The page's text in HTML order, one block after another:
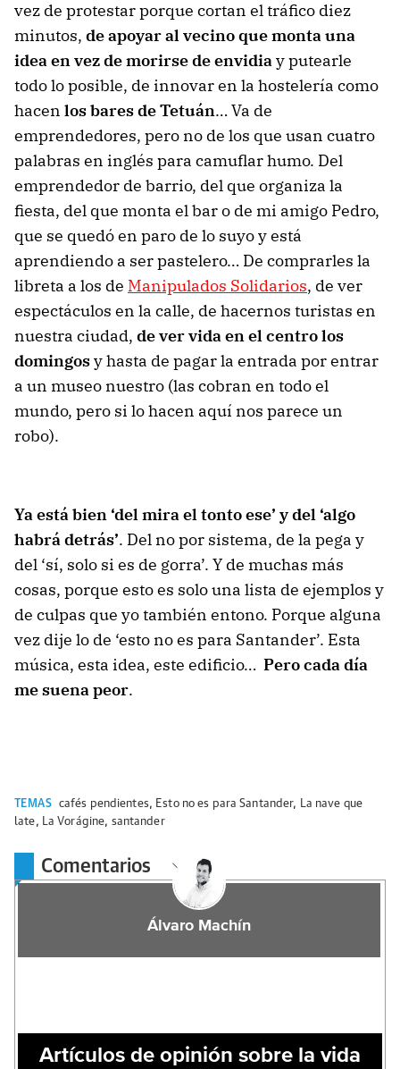
vez de protestar porque cortan el tráfico diez
minutos, de apoyar al vecino que monta una
idea en vez de morirse de envidiay putearle
todo lo posible, de innovar en la hostelería como
hacen los bares de Tetuán… Va de
emprendedores, pero no de los que usan cuatro
palabras en inglés para camuflar humo. Del
emprendedor de barrio, del que organiza la
fiesta, del que monta el bar o de mi amigo Pedro,
que se quedó en paro de lo suyo y está
aprendiendo a ser pastelero… De comprarles la
libreta a los de Manipulados Solidarios, de ver
espectáculos en la calle, de hacernos turistas en
nuestra ciudad, de ver vida en el centro los
domingosy hasta de pagar la entrada por entrar
a un museo nuestro (las cobran en todo el
mundo, pero si lo hacen aquí nos parece un
robo).
Ya está bien ‘del mira el tonto ese’ y del ‘algo
habrá detrás’. Del no por sistema, de la pega y
del ‘sí, solo si es de gorra’. Y de muchas más
cosas, porque esto es solo una lista de ejemplos y
de culpas que yo también entono. Porque alguna
vez dije lo de ‘esto no es para Santander’. Esta
música, esta idea, este edificio… Pero cada día
me suena peor.
TEMAS cafés pendientes, Esto no es para Santander, La nave que
late, La Vorágine, santander
Comentarios
Álvaro Machín
Artículos de opinión sobre la vida